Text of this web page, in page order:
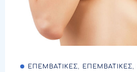
ΕΠΕΜΒΑΤΙΚΕΣ ΕΠΕΜΒΑΤΙΚΕΣ